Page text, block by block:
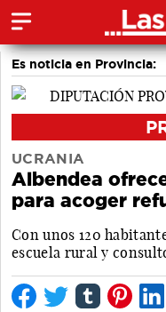
Es noticia en Provincia:
UCRANIA
Albendea
para acoger
Con unos 120
escuela rural y